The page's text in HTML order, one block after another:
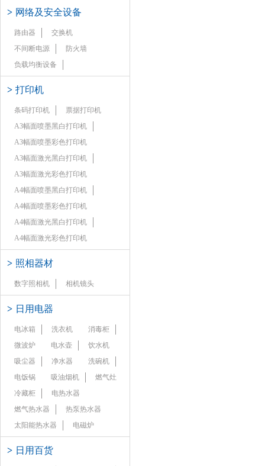
> 网络及安全设备
路由器
交换机
不间断电源
防火墙
负载均衡设备
> 打印机
条码打印机
票据打印机
A3幅面喷墨黑白打印机
A3幅面喷墨彩色打印机
A3幅面激光黑白打印机
A3幅面激光彩色打印机
A4幅面喷墨黑白打印机
A4幅面喷墨彩色打印机
A4幅面激光黑白打印机
A4幅面激光彩色打印机
> 照相器材
数字照相机 相机镜头
> 日用电器
电冰箱 洗衣机
消毒柜
微波炉
电水壶
饮水机
吸尘器
净水器
洗碗机
电饭锅
吸油烟机
燃气灶
冷藏柜
电热水器
燃气热水器
热泵热水器
太阳能热水器
电磁炉
> 日用百货